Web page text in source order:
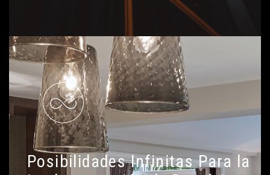
Posibilidades Infinitas Para la